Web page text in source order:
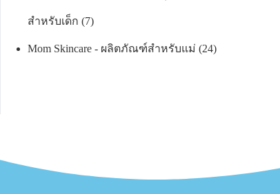
สำหรับเด็ก 7
Mom Skincare - ผลิตภัณฑ์สำหรับแม่ 24